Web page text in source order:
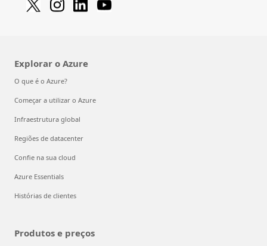
Explorar o Azure
O que é o Azure?
Começar a utilizar o Azure
Infraestrutura global
Regiões de datacenter
Confie na sua cloud
Azure Essentials
Histórias de clientes
Produtos e preços